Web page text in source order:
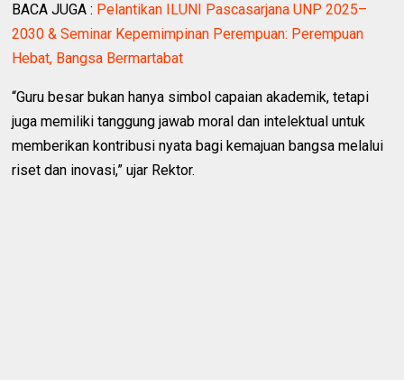
BACA JUGA : Pelantikan ILUNI Pascasarjana UNP 2025–
2030 & Seminar Kepemimpinan Perempuan: Perempuan
Hebat, Bangsa Bermartabat ‎
“Guru besar bukan hanya simbol capaian akademik, tetapi
juga memiliki tanggung jawab moral dan intelektual untuk
memberikan kontribusi nyata bagi kemajuan bangsa melalui
riset dan inovasi,” ujar Rektor.